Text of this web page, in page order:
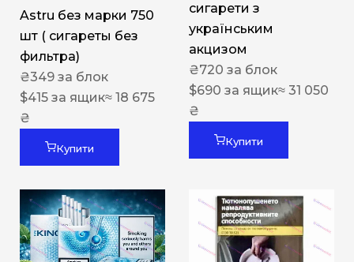
Astru без марки 750
шт ( сигареты без
фильтра)
₴349 за блок
$415 за ящик≈ 18 675
₴
Купити
сигарети з
українським
акцизом
₴720 за блок
$690 за ящик≈ 31 050
₴
Купити